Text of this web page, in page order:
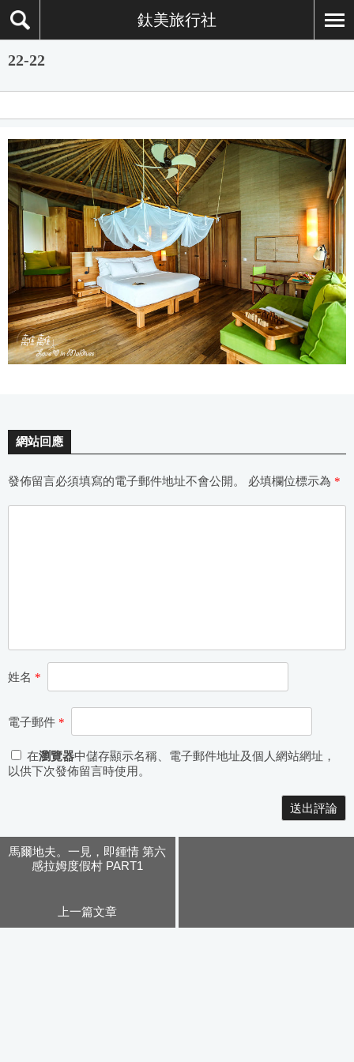
鈦美旅行社
22-22
網站回應
發佈留言必須填寫的電子郵件地址不會公開。 必填欄位標示為 *
姓名 *
電子郵件 *
在瀏覽器中儲存顯示名稱、電子郵件地址及個人網站網址，
以供下次發佈留言時使用。
馬爾地夫。一見，即鍾情 第六
感拉姆度假村 PART1
上一篇文章